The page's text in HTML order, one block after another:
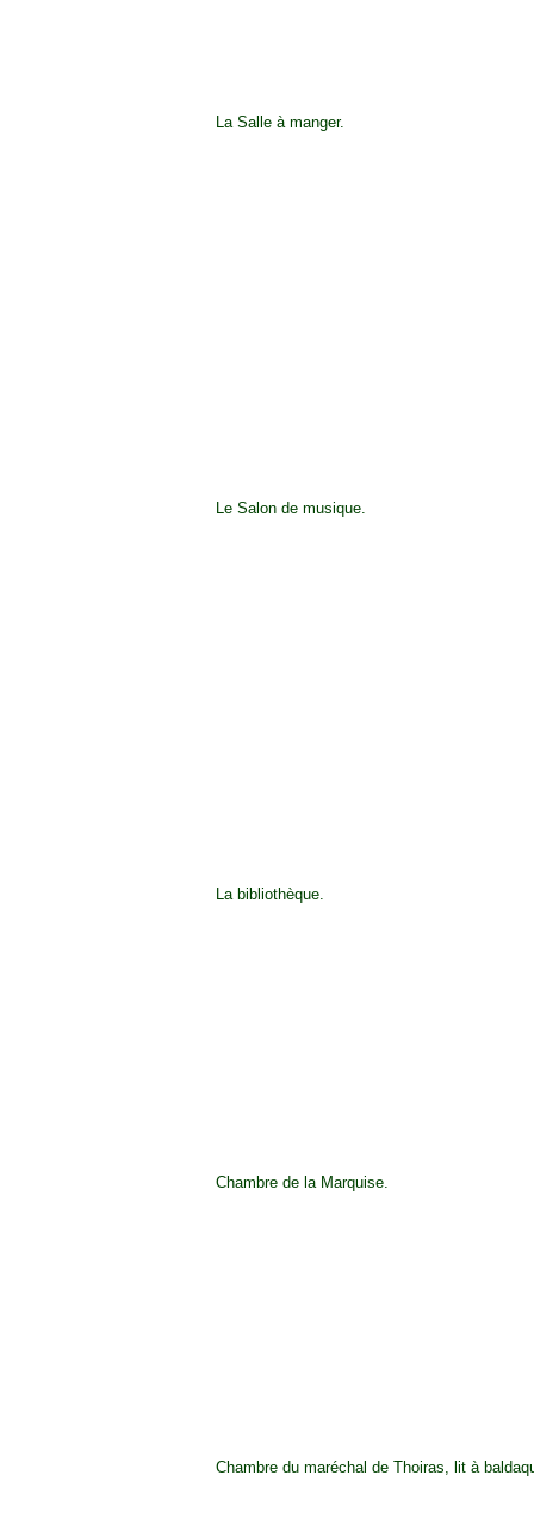
La Salle à manger.
Le Salon de musique.
La bibliothèque.
Chambre de la Marquise.
Chambre du maréchal de Thoiras, lit à